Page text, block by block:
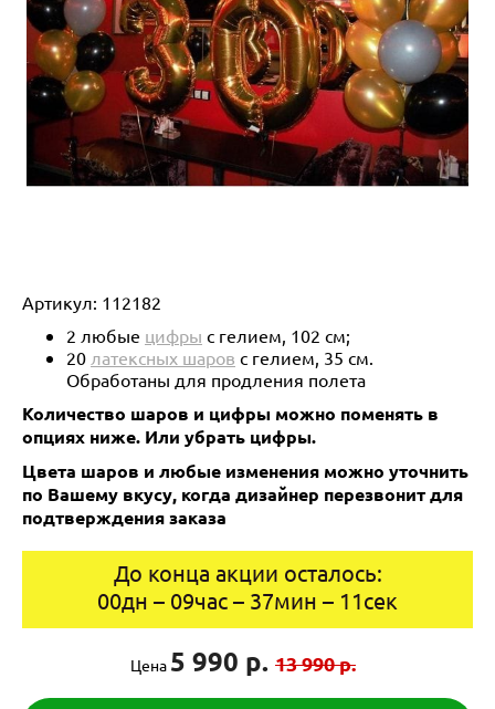
Артикул: 112182
2 любые цифры с гелием, 102 см;
20 латексных шаров с гелием, 35 см.
Обработаны для продления полета
Количество шаров и цифры можно поменять в
опциях ниже. Или убрать цифры.
Цвета шаров и любые изменения можно уточнить
по Вашему вкусу, когда дизайнер перезвонит для
подтверждения заказа
До конца акции осталось:
00дн – 09час – 37мин – 11сек
Цена 5 990 р. 13 990 р.